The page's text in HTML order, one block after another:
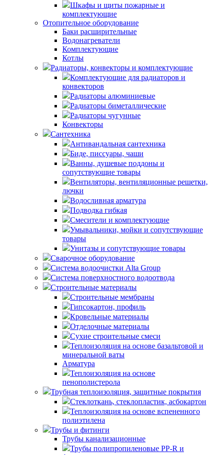
Шкафы и щиты пожарные и
комплектующие
Отопительное оборудование
Баки расширительные
Водонагреватели
Комплектующие
Котлы
Радиаторы, конвекторы и комплектующие
Комплектующие для радиаторов и
конвекторов
Радиаторы алюминиевые
Радиаторы биметаллические
Радиаторы чугунные
Конвекторы
Сантехника
Антивандальная сантехника
Биде, писсуары, чаши
Ванны, душевые поддоны и
сопутствующие товары
Вентиляторы, вентиляционные решетки,
лючки
Водосливная арматура
Подводка гибкая
Смесители и комплектующие
Умывальники, мойки и сопутствующие
товары
Унитазы и сопутствующие товары
Сварочное оборудование
Система водоочистки Alta Group
Система поверхностного водоотвода
Строительные материалы
Строительные мембраны
Гипсокартон, профиль
Кровельные материалы
Отделочные материалы
Сухие строительные смеси
Теплоизоляция на основе базальтовой и
минеральной ваты
Арматура
Теплоизоляция на основе
пенополистерола
Трубная теплоизоляция, защитные покрытия
Стеклоткань, стеклопластик, асбокартон
Теплоизоляция на основе вспененного
полиэтилена
Трубы и фитинги
Трубы канализационные
Трубы полипропиленовые PP-R и